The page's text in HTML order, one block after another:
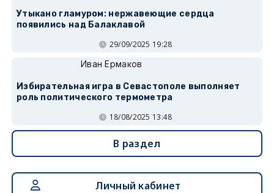
Утыкано гламуром: нержавеющие сердца
появились над Балаклавой
29/09/2025 19:28
Иван Ермаков
Избирательная игра в Севастополе выполняет
роль политического термометра
18/08/2025 13:48
В раздел
Личный кабинет